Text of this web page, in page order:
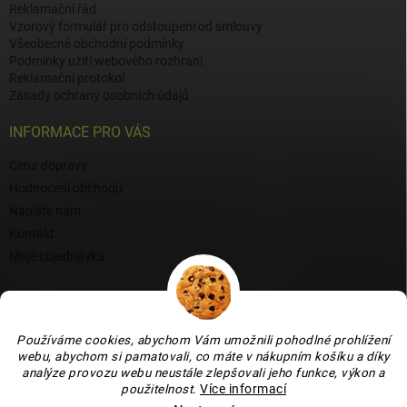
Používáme cookies, abychom Vám umožnili pohodlné prohlížení
webu, abychom si pamatovali, co máte v nákupním košíku a díky
analýze provozu webu neustále zlepšovali jeho funkce, výkon a
použitelnost. Více informací
Reklamační řád
Vzorový formulář pro odstoupení od smlouvy
Všeobecné obchodní podmínky
Podmínky užití webového rozhraní
Reklamační protokol
Zásady ochrany osobních údajů
INFORMACE PRO VÁS
Proč si vybrat naši keramiku?
Jak vybrat vánoční venkovní dekoraci: tipy a inspirace
Co dokážou vaječné skořápky v zahradě, květináči i na balkoně